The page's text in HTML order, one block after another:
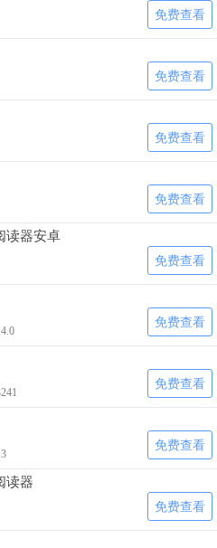
免费查看
免费查看
免费查看
免费查看
读器安卓
免费查看
免费查看
免费查看
免费查看
读器
免费查看